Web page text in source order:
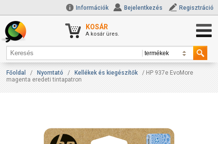
Információk Bejelentkezés Regisztráció
KOSÁR
A kosár üres.
Főoldal / Nyomtató / Kellékek és kiegészítők
/ HP 937e EvoMore
magenta eredeti tintapatron